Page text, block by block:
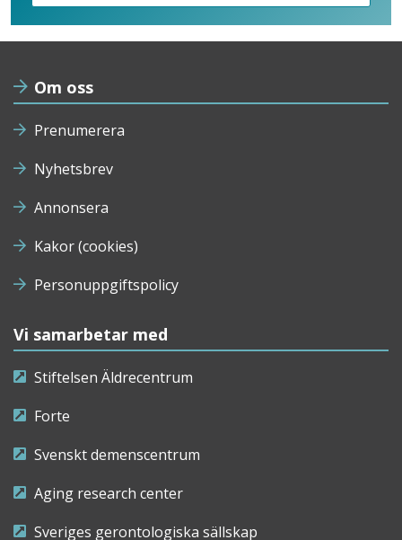
Om oss
Prenumerera
Nyhetsbrev
Annonsera
Kakor (cookies)
Personuppgiftspolicy
Vi samarbetar med
Stiftelsen Äldrecentrum
Forte
Svenskt demenscentrum
Aging research center
Sveriges gerontologiska sällskap